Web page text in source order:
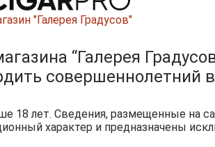
Выдержка
Метод производства
Вид коробки
"Галерея Градусов"
“Галерея
совершеннолетний
18 лет. Сведения, размещенные на
характер и предназначены